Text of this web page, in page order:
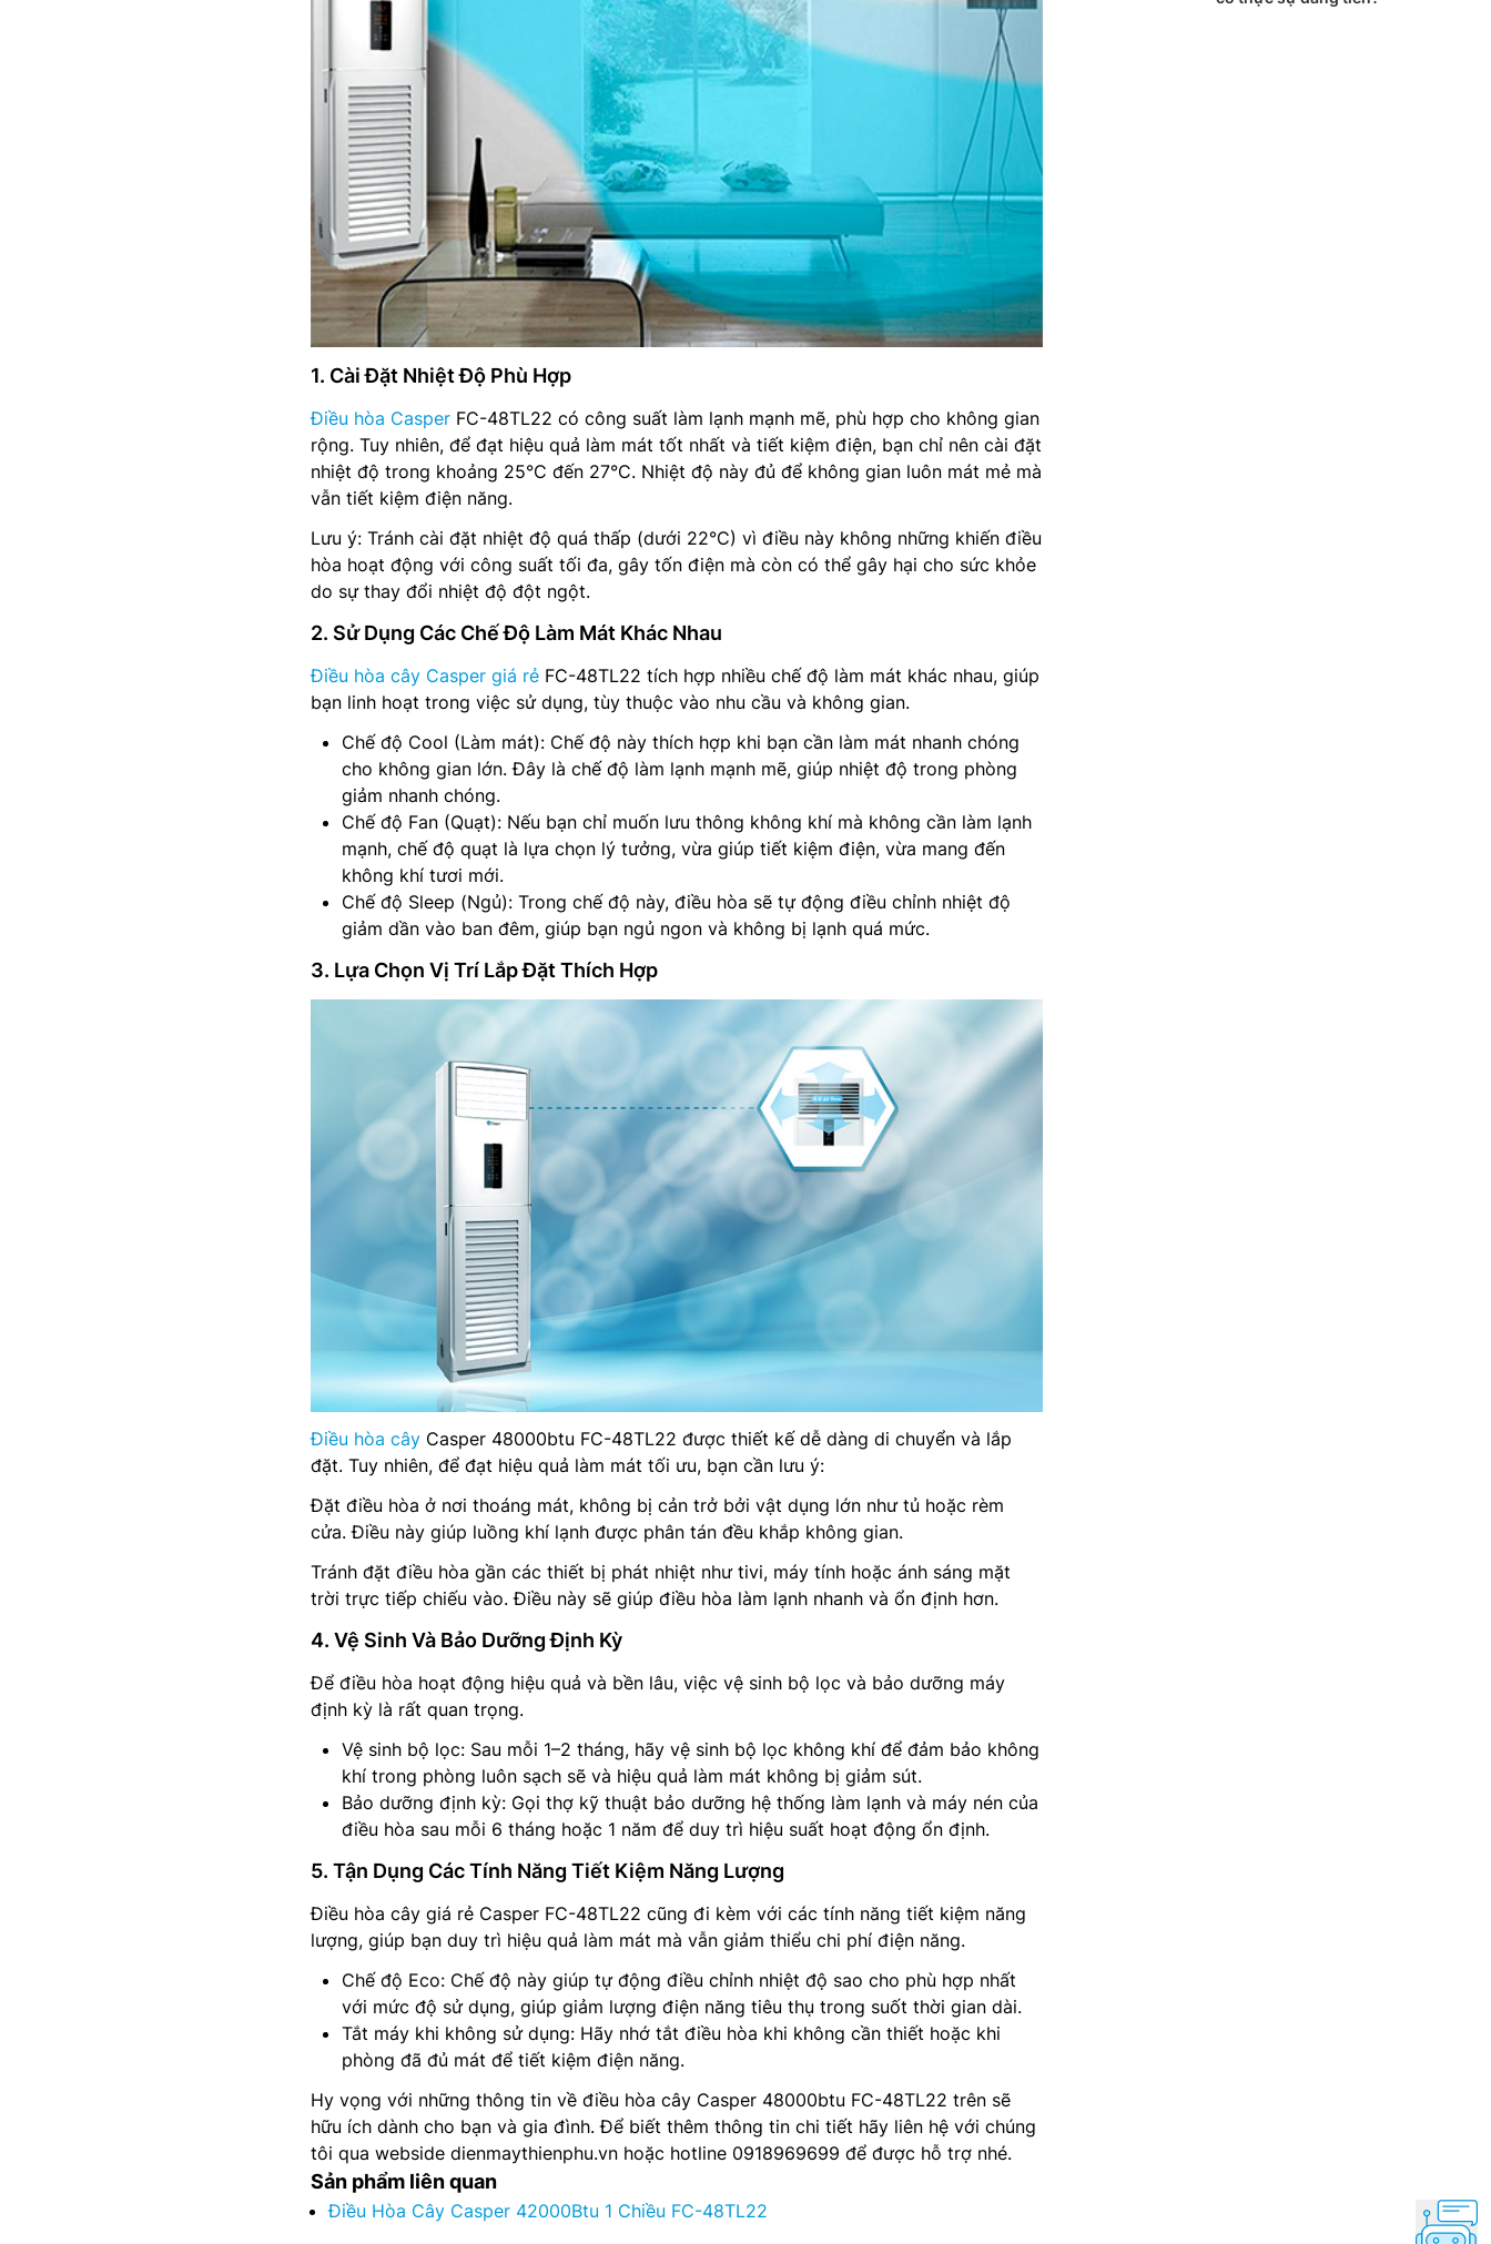
1. Cài Đặt Nhiệt Độ Phù Hợp
Điều hòa Casper FC-48TL22 có công suất làm lạnh mạnh mẽ, phù hợp cho không gian
rộng. Tuy nhiên, để đạt hiệu quả làm mát tốt nhất và tiết kiệm điện, bạn chỉ nên cài đặt
nhiệt độ trong khoảng 25°C đến 27°C. Nhiệt độ này đủ để không gian luôn mát mẻ mà
vẫn tiết kiệm điện năng.
Lưu ý: Tránh cài đặt nhiệt độ quá thấp (dưới 22°C) vì điều này không những khiến điều
hòa hoạt động với công suất tối đa, gây tốn điện mà còn có thể gây hại cho sức khỏe
do sự thay đổi nhiệt độ đột ngột.
2. Sử Dụng Các Chế Độ Làm Mát Khác Nhau
Điều hòa cây Casper giá rẻ FC-48TL22 tích hợp nhiều chế độ làm mát khác nhau, giúp
bạn linh hoạt trong việc sử dụng, tùy thuộc vào nhu cầu và không gian.
Chế độ Cool (Làm mát): Chế độ này thích hợp khi bạn cần làm mát nhanh chóng
cho không gian lớn. Đây là chế độ làm lạnh mạnh mẽ, giúp nhiệt độ trong phòng
giảm nhanh chóng.
Chế độ Fan (Quạt): Nếu bạn chỉ muốn lưu thông không khí mà không cần làm lạnh
mạnh, chế độ quạt là lựa chọn lý tưởng, vừa giúp tiết kiệm điện, vừa mang đến
không khí tươi mới.
Chế độ Sleep (Ngủ): Trong chế độ này, điều hòa sẽ tự động điều chỉnh nhiệt độ
giảm dần vào ban đêm, giúp bạn ngủ ngon và không bị lạnh quá mức.
3. Lựa Chọn Vị Trí Lắp Đặt Thích Hợp
Điều hòa cây Casper 48000btu FC-48TL22 được thiết kế dễ dàng di chuyển và lắp
đặt. Tuy nhiên, để đạt hiệu quả làm mát tối ưu, bạn cần lưu ý:
Đặt điều hòa ở nơi thoáng mát, không bị cản trở bởi vật dụng lớn như tủ hoặc rèm
cửa. Điều này giúp luồng khí lạnh được phân tán đều khắp không gian.
Tránh đặt điều hòa gần các thiết bị phát nhiệt như tivi, máy tính hoặc ánh sáng mặt
trời trực tiếp chiếu vào. Điều này sẽ giúp điều hòa làm lạnh nhanh và ổn định hơn.
4. Vệ Sinh Và Bảo Dưỡng Định Kỳ
Để điều hòa hoạt động hiệu quả và bền lâu, việc vệ sinh bộ lọc và bảo dưỡng máy
định kỳ là rất quan trọng.
Vệ sinh bộ lọc: Sau mỗi 1–2 tháng, hãy vệ sinh bộ lọc không khí để đảm bảo không
khí trong phòng luôn sạch sẽ và hiệu quả làm mát không bị giảm sút.
Bảo dưỡng định kỳ: Gọi thợ kỹ thuật bảo dưỡng hệ thống làm lạnh và máy nén của
điều hòa sau mỗi 6 tháng hoặc 1 năm để duy trì hiệu suất hoạt động ổn định.
5. Tận Dụng Các Tính Năng Tiết Kiệm Năng Lượng
Điều hòa cây giá rẻ Casper FC-48TL22 cũng đi kèm với các tính năng tiết kiệm năng
lượng, giúp bạn duy trì hiệu quả làm mát mà vẫn giảm thiểu chi phí điện năng.
Chế độ Eco: Chế độ này giúp tự động điều chỉnh nhiệt độ sao cho phù hợp nhất
với mức độ sử dụng, giúp giảm lượng điện năng tiêu thụ trong suốt thời gian dài.
Tắt máy khi không sử dụng: Hãy nhớ tắt điều hòa khi không cần thiết hoặc khi
phòng đã đủ mát để tiết kiệm điện năng.
Hy vọng với những thông tin về điều hòa cây Casper 48000btu FC-48TL22 trên sẽ
hữu ích dành cho bạn và gia đình. Để biết thêm thông tin chi tiết hãy liên hệ với chúng
tôi qua webside dienmaythienphu.vn hoặc hotline 0918969699 để được hỗ trợ nhé.
Sản phẩm liên quan
Điều Hòa Cây Casper 42000Btu 1 Chiều FC-48TL22